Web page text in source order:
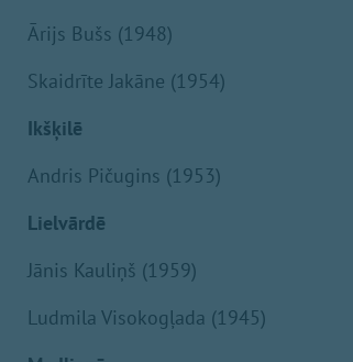
Ārijs Bušs (1948)
Skaidrīte Jakāne (1954)
Ikšķilē
Andris Pičugins (1953)
Lielvārdē
Jānis Kauliņš (1959)
Ludmila Visokogļada (1945)